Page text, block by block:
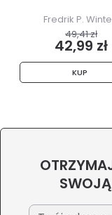
Fredrik P.
49,41 zł
42,99 zł
KUP